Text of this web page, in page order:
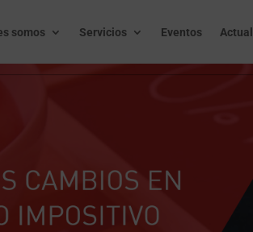
somos Servicios Eventos